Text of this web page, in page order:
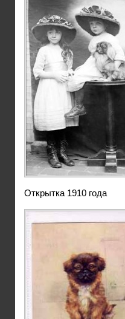
Открытка 1910 года